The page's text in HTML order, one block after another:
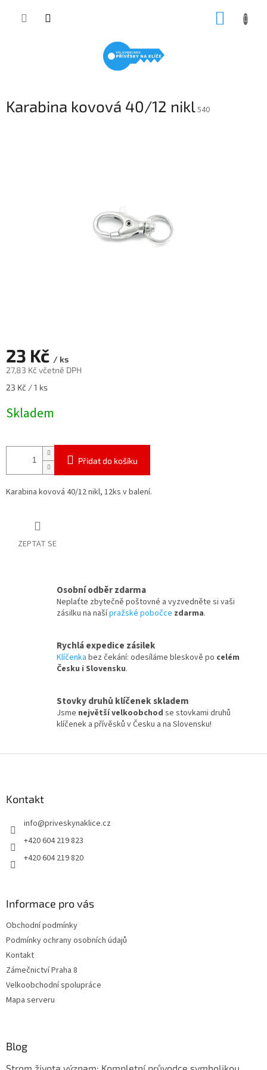
Karabina kovová 40/12 nikl540
23 Kč / ks
27,83 Kč včetně DPH
Měrná
23 Kč / 1 ks
Skladem
Přidat do košíku
Karabina kovová 40/12 nikl, 12ks v balení.
ZEPTAT SE
Osobní odběr zdarma
Neplaťte zbytečně poštovné a vyzvedněte si vaši
zásilku na našípražské pobočce zdarma.
Rychlá expedice zásilek
Klíčenka bez čekání: odesíláme bleskově po celém
Česku i Slovensku.
Stovky druhů klíčenek skladem
Jsme největší velkoobchod se stovkami druhů
klíčenek a přívěsků v Česku a na Slovensku!
Kontakt
info@priveskynaklice.cz
+420 604 219 823
+420 604 219 820
Informace pro vás
Obchodní podmínky
Podmínky ochrany osobních údajů
Kontakt
Zámečnictví Praha 8
Velkoobchodní spolupráce
Mapa serveru
Blog